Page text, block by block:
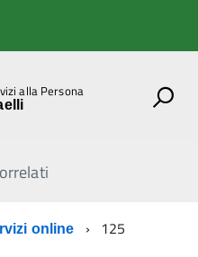
alla Persona
online 125